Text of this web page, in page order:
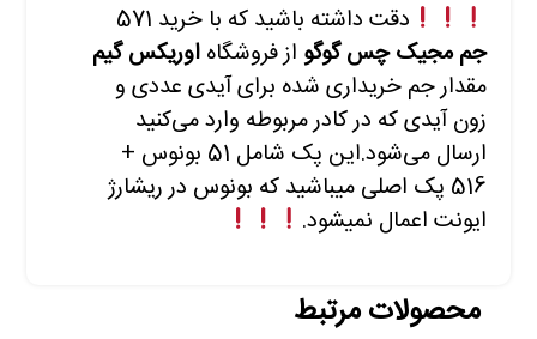
دقت داشته باشید که باخرید 571
جم مجیک چس گوگو از فروشگاه اوریکس گیم
مقدار جم خریداری شده برای آیدی عددی و
زون آیدی که در کادر مربوطه واردمی‌کنید
ارسال می‌شود.این پک شامل 51 بونوس +
516 پک اصلی میباشید که بونوس در ریشارژ
ایونت اعمال نمیشود.
محصولات مرتبط